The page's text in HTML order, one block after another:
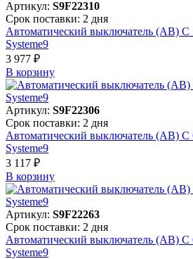
Артикул: S9F22310
Срок поставки: 2 дня
Автоматический выключатель (АВ) C
Systeme9
3 977 ₽
В корзинy
Артикул: S9F22306
Срок поставки: 2 дня
Автоматический выключатель (АВ) C
Systeme9
3 117 ₽
В корзинy
Артикул: S9F22263
Срок поставки: 2 дня
Автоматический выключатель (АВ) C
Systeme9